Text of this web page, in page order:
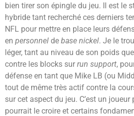
bien tirer son épingle du jeu. Il est le
hybride tant recherché ces derniers
NFL pour mettre en place leurs
en personnel de base nickel. Je le
léger, tant au niveau de son poids
contre les blocks sur run support,
défense en tant que Mike LB (ou
tout de même très actif contre la
sur cet aspect du jeu. C’est un
pourrait le croire et certains